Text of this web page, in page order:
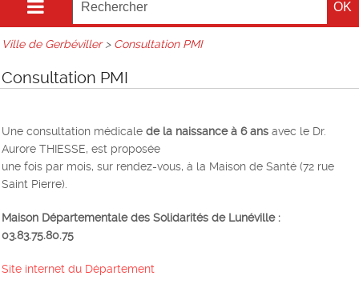
Ville de Gerbéviller> Consultation PMI
Consultation PMI
Une consultation médicalede la naissance à 6 ans avec le Dr.
Aurore THIESSE, est proposée
une fois par mois, sur rendez-vous, à la Maison de Santé (72 rue
Saint Pierre).
Maison Départementale des Solidarités de Lunéville :
03.83.75.80.75
Site internet du Département